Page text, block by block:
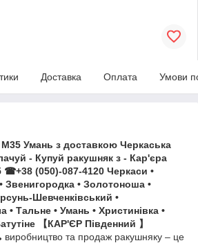
Доставка Оплата Умови
Умань з доставкою Черкаська
- Купуй ракушняк з - Кар'єра
(050)-087-4120 Черкаси •
Звенигородка • Золотоноша •
Шевченківський •
• Тальне • Умань • Христинівка •
【КАР'ЄР Південний 】
виробництво та продаж ракушняку – це